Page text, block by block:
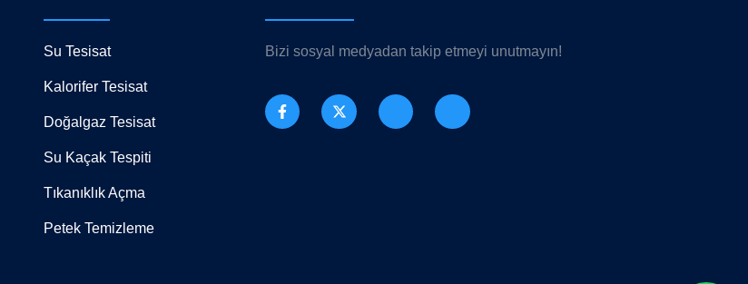
Su Tesisat
Kalorifer Tesisat
Doğalgaz Tesisat
Su Kaçak Tespiti
Tıkanıklık Açma
Petek Temizleme
Bizi sosyal medyadan takip etmeyi unutmayın!